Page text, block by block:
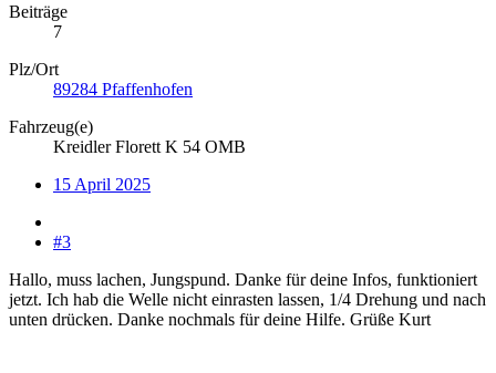
Beiträge
7
Plz/Ort
89284 Pfaffenhofen
Fahrzeug(e)
Kreidler Florett K 54 OMB
15 April 2025
#3
Hallo, muss lachen, Jungspund. Danke für deine Infos, funktioniert
jetzt. Ich hab die Welle nicht einrasten lassen, 1/4 Drehung und nach
unten drücken. Danke nochmals für deine Hilfe. Grüße Kurt